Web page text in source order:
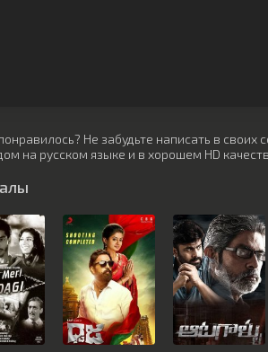
Не забудьте написать в своих
на русском языке и в хорошем HD